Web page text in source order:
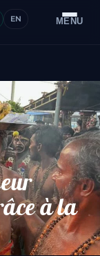
MENU
EN
à la